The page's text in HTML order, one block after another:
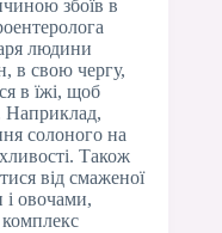
збоїв в
людини
в свою чергу,
в їжі, щоб
Наприклад,
солоного на
Також
від смаженої
і овочами,